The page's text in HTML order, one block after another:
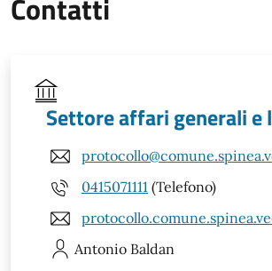
Settore affari generali e
0415071111 (Telefono)
Antonio Baldan